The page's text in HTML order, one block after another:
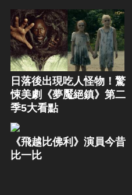
日落後出現吃人怪物！驚
悚美劇《夢魘絕鎮》第二
季5大看點
《飛越比佛利》演員今昔
比一比